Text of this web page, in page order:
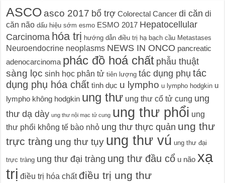
ASCO asco 2017 bổ trợ Colorectal Cancer di căn di
căn não dấu hiệu sớm esmo ESMO 2017 Hepatocellular
Carcinoma hóa trị hướng dẫn điều trị hạ bạch cầu Metastases
Neuroendocrine neoplasms NEWS IN ONCO pancreatic
adenocarcinoma phác đồ hoá chất phẫu thuật
sàng lọc sinh học phân tử tiên lượng tác dụng phụ tác
dụng phụ hóa chất tình dục u lympho u lympho hodgkin u
lympho không hodgkin ung thư ung thư cổ tử cung ung
thư dạ dày ung thư nội mạc tử cung ung thư phổi ung
thư phổi không tế bào nhỏ ung thư thực quản ung thư
trực tràng ung thư tụy ung thư vú ung thư đại
trực tràng ung thư đại tràng ung thư đầu cổ u não xạ
trị điều trị hóa chất điều trị ung thư